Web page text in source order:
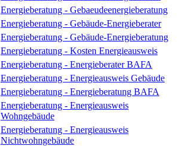
Energieberatung - Gebaeudeenergieberatung
Energieberatung - Gebäude-Energieberater
Energieberatung - Gebäude-Energieberatung
Energieberatung - Kosten Energieausweis
Energieberatung - Energieberater BAFA
Energieberatung - Energieausweis Gebäude
Energieberatung - Energieberatung BAFA
Energieberatung - Energieausweis
Wohngebäude
Energieberatung - Energieausweis
Nichtwohngebäude